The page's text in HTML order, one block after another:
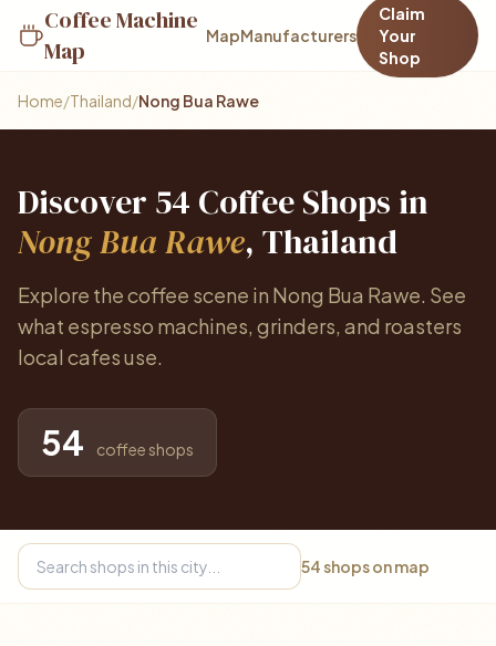
Coffee Machine
Map
MapManufacturers
Claim
Your
Shop
Home/Thailand/Nong Bua Rawe
Discover 54 Coffee Shops in
Nong Bua Rawe, Thailand
Explore the coffee scene in Nong Bua Rawe. See
what espresso machines, grinders, and roasters
local cafes use.
54 coffee shops
54 shops on map